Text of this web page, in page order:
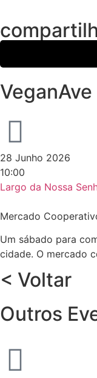
VeganAve
28 Junho 2026
10:00
Largo da Nossa
Mercado
Um sábado para
cidade. O mercado
< Voltar
Outros